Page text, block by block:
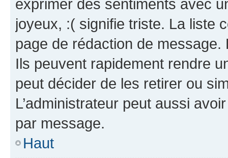
exprimer des sentiments avec
joyeux, :( signifie triste. La liste
page de rédaction de
Ils peuvent rapidement rendre
peut décider de les retirer ou
L’administrateur peut aussi
par message.
Haut